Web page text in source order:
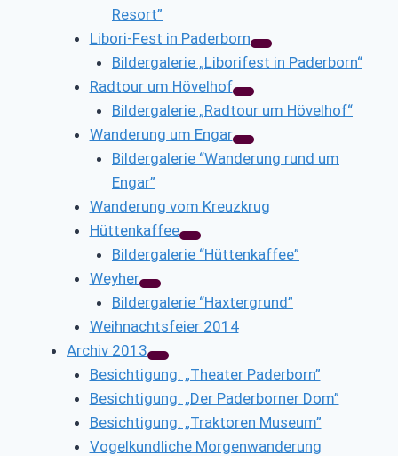
Resort”
Libori-Fest in Paderborn
Bildergalerie „Liborifest in Paderborn“
Radtour um Hövelhof
Bildergalerie „Radtour um Hövelhof“
Wanderung um Engar
Bildergalerie “Wanderung rund um
Engar”
Wanderung vom Kreuzkrug
Hüttenkaffee
Bildergalerie “Hüttenkaffee”
Weyher
Bildergalerie “Haxtergrund”
Weihnachtsfeier 2014
Archiv 2013
Besichtigung: „Theater Paderborn”
Besichtigung: „Der Paderborner Dom”
Besichtigung: „Traktoren Museum”
Vogelkundliche Morgenwanderung